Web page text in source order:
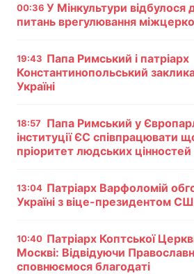
00:36 У Мінкультури відбулося
питань врегулювання
19:43 Папа Римський і патріарх
Константинопольський
Україні
18:57
Папа Римський у
інституції ЄС співпрацювати
пріоритет людських цінностей
13:04 Патріарх Варфоломій
Україні з віце-президентом
10:40 Патріарх Коптської
Москві: Відвідуючи
сповнюємося благодаті